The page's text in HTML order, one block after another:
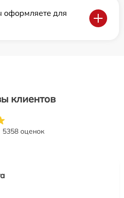
оформляете для
клиентов
5358 оценок